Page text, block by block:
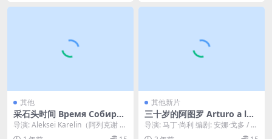
其他
采石头时间 Время Собират
ь Камни (2005)
导演: Aleksei Karelin（阿列克谢 卡
列宁） 主演: Vladim...
其他新片
三十岁的阿图罗 Arturo a los
treinta (2023)
导演: 马丁·尚利 编剧: 安娜·戈多 / Fe
derico Lastra / ...